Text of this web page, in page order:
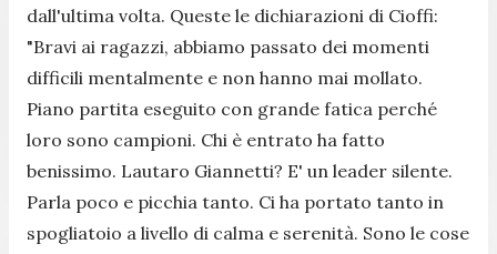
dall'ultima volta. Queste le dichiarazioni di Cioffi:
"Bravi ai ragazzi, abbiamo passato dei momenti
difficili mentalmente e non hanno mai mollato.
Piano partita eseguito con grande fatica perché
loro sono campioni. Chi è entrato ha fatto
benissimo. Lautaro Giannetti? E' un leader silente.
Parla poco e picchia tanto. Ci ha portato tanto in
spogliatoio a livello di calma e serenità. Sono le cose